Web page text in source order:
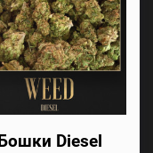
Бошки Diesel